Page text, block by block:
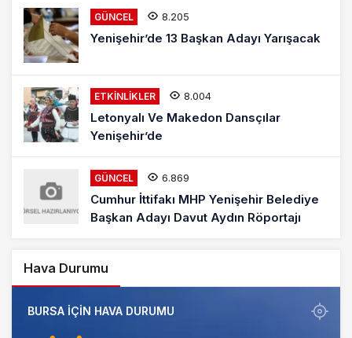
GÜNCEL 8.205
Yenişehir’de 13 Başkan Adayı Yarışacak
ETKINLIKLER 8.004
Letonyalı Ve Makedon Dansçılar
Yenişehir’de
GÜNCEL 6.869
Cumhur İttifakı MHP Yenişehir Belediye
Başkan Adayı Davut Aydın Röportajı
Hava Durumu
BURSA IÇIN HAVA DURUMU